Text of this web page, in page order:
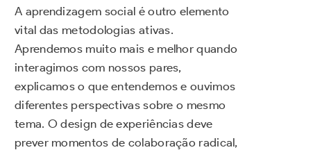
A aprendizagem social é outro elemento
vital das metodologias ativas.
Aprendemos muito mais e melhor quando
interagimos com nossos pares,
explicamos o que entendemos e ouvimos
diferentes perspectivas sobre o mesmo
tema. O design de experiências deve
prever momentos de colaboração radical,